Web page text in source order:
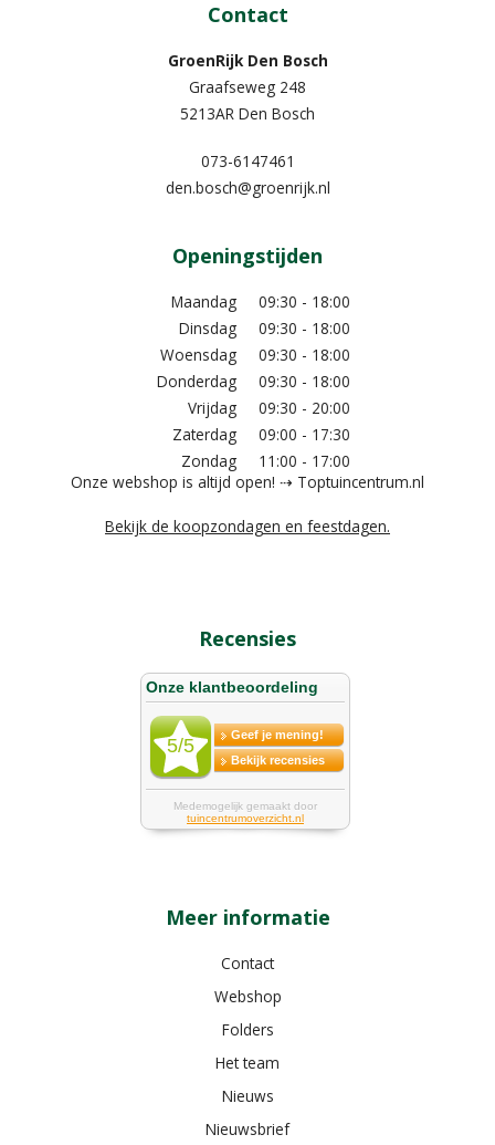
Contact
GroenRijk Den Bosch
Graafseweg 248
5213AR Den Bosch
073-6147461
den.bosch@groenrijk.nl
Openingstijden
Maandag
09:30 - 18:00
Dinsdag
09:30 - 18:00
Woensdag
09:30 - 18:00
Donderdag
09:30 - 18:00
Vrijdag
09:30 - 20:00
Zaterdag
09:00 - 17:30
Zondag
11:00 - 17:00
Onze webshop is altijd open! ⇢ Toptuincentrum.nl
Bekijk de koopzondagen en feestdagen.
Recensies
Meer informatie
Contact
Webshop
Folders
Het team
Nieuws
Nieuwsbrief